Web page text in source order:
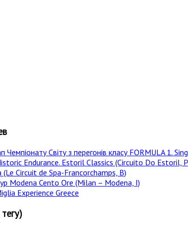
Світу з перегонів класу FORMULA 1.
Endurance. Estoril Classics (Circuito Do Estoril,
Circuit de Spa-Francorchamps, B)
Modena Cento Ore (Milan – Modena, I)
Experience Greece